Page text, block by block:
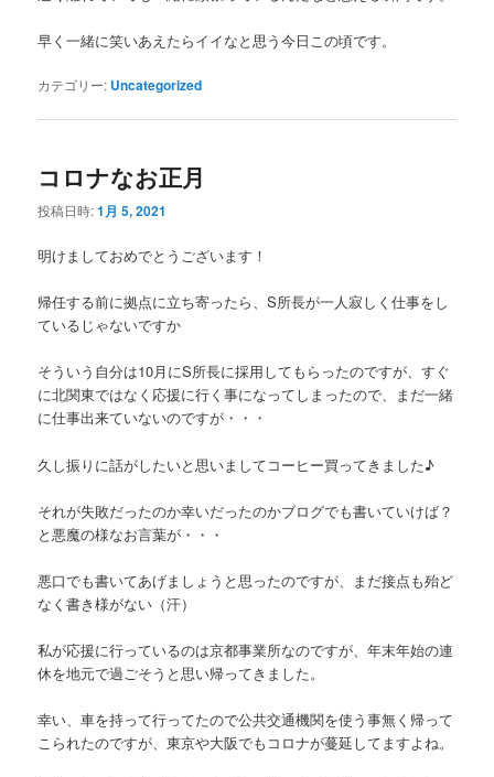
早く一緒に笑いあえたらイイなと思う今日この頃です。
カテゴリー: Uncategorized
コロナなお正月
投稿日時:1月 5, 2021
明けましておめでとうございます！
帰任する前に拠点に立ち寄ったら、S所長が一人寂しく仕事をし
ているじゃないですか
そういう自分は10月にS所長に採用してもらったのですが、すぐ
に北関東ではなく応援に行く事になってしまったので、まだ一緒
に仕事出来ていないのですが・・・
久し振りに話がしたいと思いましてコーヒー買ってきました♪
それが失敗だったのか幸いだったのかブログでも書いていけば？
と悪魔の様なお言葉が・・・
悪口でも書いてあげましょうと思ったのですが、まだ接点も殆ど
なく書き様がない（汗）
私が応援に行っているのは京都事業所なのですが、年末年始の連
休を地元で過ごそうと思い帰ってきました。
幸い、車を持って行ってたので公共交通機関を使う事無く帰って
こられたのですが、東京や大阪でもコロナが蔓延してますよね。